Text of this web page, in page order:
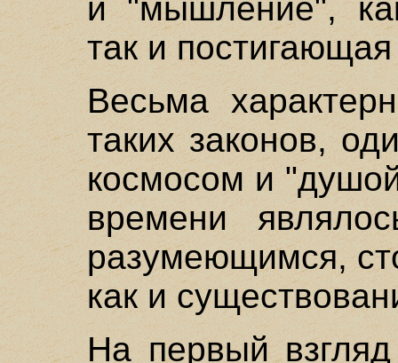
и "мышление",
так и
Весьма
таких законов,
космосом и
времени
разумеющимся,
как и
На первый